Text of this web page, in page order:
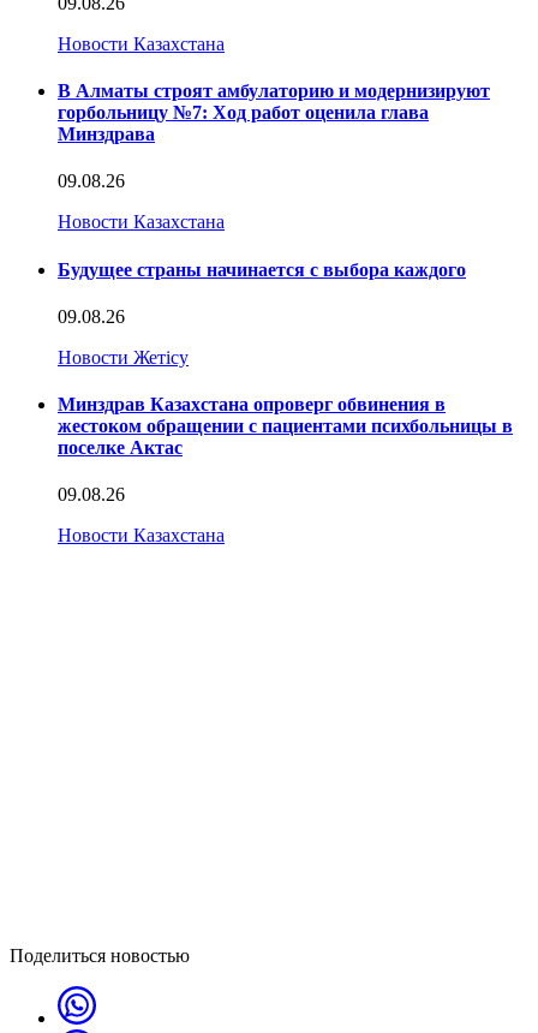
Новости Казахстана
В Алматы строят амбулаторию и модернизируют
горбольницу №7: Ход работ оценила глава
Минздрава
09.08.26
Новости Казахстана
Будущее страны начинается с выбора каждого
09.08.26
Новости Жетісу
Минздрав Казахстана опроверг обвинения в
жестоком обращении с пациентами психбольницы в
поселке Актас
09.08.26
Новости Казахстана
Поделиться новостью